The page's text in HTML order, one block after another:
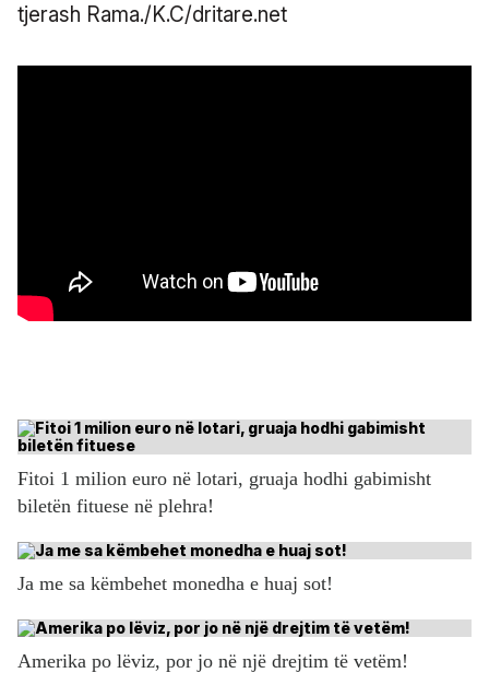
tjerash Rama./K.C/dritare.net
Fitoi 1 milion euro në lotari, gruaja hodhi gabimisht
biletën fituese në plehra!
Ja me sa këmbehet monedha e huaj sot!
Amerika po lëviz, por jo në një drejtim të vetëm!